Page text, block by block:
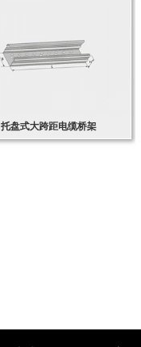
托盘式大跨距电缆桥架